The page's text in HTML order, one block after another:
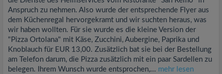
Anspruch zu nehmen. Also wurde der entsprechende Flyer aus
dem Küchenregal hervorgekramt und wir suchten heraus, was
wir haben wollten. Für sie wurde es die kleine Version der
"Pizza Ortolana" mit Käse, Zucchini, Aubergine, Paprika und
Knoblauch für EUR 13,00. Zusätzlich bat sie bei der Bestellung
am Telefon darum, die Pizza zusätzlich mit ein paar Sardellen zu
belegen. Ihrem Wunsch wurde entsprochen,... mehr lesen